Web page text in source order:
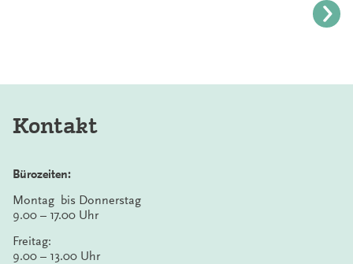
Kontakt
Bürozeiten:
Montag bis Donnerstag
9.00 – 17.00 Uhr
Freitag:
9.00 – 13.00 Uhr